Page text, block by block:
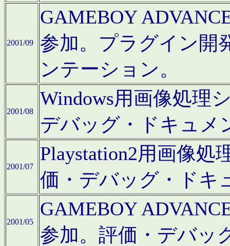
2001/09
GAMEBOY
参加。プラグイン開
ンテーション。
2001/08
Windows用画像処理
デバッグ・ドキュメ
2001/07
Playstation2用画像
価・デバッグ・ドキ
2001/05
GAMEBOY
参加。評価・デバッ